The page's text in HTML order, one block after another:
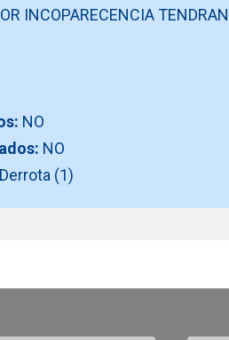
INCOPARECENCIA
NO
NO
(1)